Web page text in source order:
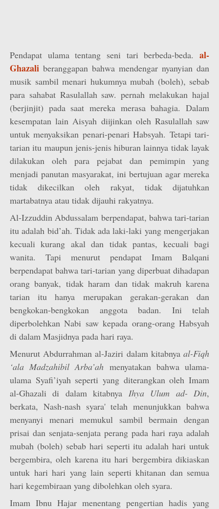
Pendapat ulama tentang seni tari berbeda-beda. al-
Ghazali beranggapan bahwa mendengar nyanyian dan
musik sambil menari hukumnya mubah (boleh), sebab
para sahabat Rasulallah saw. pernah melakukan hajal
(berjinjit) pada saat mereka merasa bahagia. Dalam
kesempatan lain Aisyah diijinkan oleh Rasulallah saw
untuk menyaksikan penari-penari Habsyah. Tetapi tari-
tarian itu maupun jenis-jenis hiburan lainnya tidak layak
dilakukan oleh para pejabat dan pemimpin yang
menjadi panutan masyarakat, ini bertujuan agar mereka
tidak dikecilkan oleh rakyat, tidak dijatuhkan
martabatnya atau tidak dijauhi rakyatnya.
Al-Izzuddin Abdussalam berpendapat, bahwa tari-tarian
itu adalah bid’ah. Tidak ada laki-laki yang mengerjakan
kecuali kurang akal dan tidak pantas, kecuali bagi
wanita. Tapi menurut pendapat Imam Balqani
berpendapat bahwa tari-tarian yang diperbuat dihadapan
orang banyak, tidak haram dan tidak makruh karena
tarian itu hanya merupakan gerakan-gerakan dan
bengkokan-bengkokan anggota badan. Ini telah
diperbolehkan Nabi saw kepada orang-orang Habsyah
di dalam Masjidnya pada hari raya.
Menurut Abdurrahman al-Jaziri dalam kitabnya al-Fiqh
‘ala Madzahibil Arba’ah menyatakan bahwa ulama-
ulama Syafi’iyah seperti yang diterangkan oleh Imam
al-Ghazali di dalam kitabnya Ihya Ulum ad- Din,
berkata, Nash-nash syara' telah menunjukkan bahwa
menyanyi menari memukul sambil bermain dengan
prisai dan senjata-senjata perang pada hari raya adalah
mubah (boleh) sebab hari seperti itu adalah hari untuk
bergembira, oleh karena itu hari bergembira dikiaskan
untuk hari hari yang lain seperti khitanan dan semua
hari kegembiraan yang dibolehkan oleh syara.
Imam Ibnu Hajar menentang pengertian hadis yang